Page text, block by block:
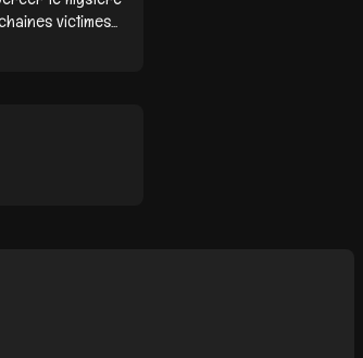
victimes...